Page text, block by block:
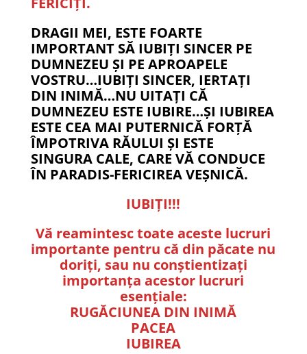
DRAGII MEI, ESTE FOARTE
IMPORTANT SĂ IUBIȚI SINCER PE
DUMNEZEU ȘI PE APROAPELE
VOSTRU…IUBIȚI SINCER, IERTAȚI
DIN INIMĂ…NU UITAȚI CĂ
DUMNEZEU ESTE IUBIRE…ȘI IUBIREA
ESTE CEA MAI PUTERNICĂ FORȚĂ
ÎMPOTRIVA RĂULUI ȘI ESTE
SINGURA CALE, CARE VĂ CONDUCE
ÎN PARADIS-FERICIREA VEȘNICĂ.
IUBIȚI!!!
Vă reamintesc toate aceste lucruri
importante pentru că din păcate nu
doriți, sau nu conștientizați
importanța acestor lucruri
esențiale:
RUGĂCIUNEA DIN INIMĂ
PACEA
IUBIREA